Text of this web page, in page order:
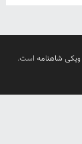
ویکی شاهنامه است.